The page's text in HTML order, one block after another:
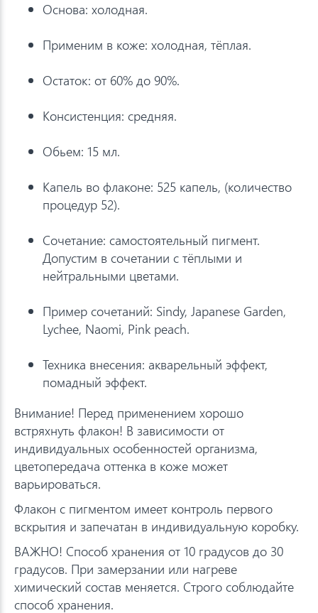
Основа: холодная.
Применим в коже: холодная, тёплая.
Остаток: от 60% до 90%.
Консистенция: средняя.
Обьем: 15 мл.
Капель во флаконе: 525 капель, (количество
процедур 52).
Сочетание: самостоятельный пигмент.
Допустим в сочетании с тёплыми и
нейтральными цветами.
Пример сочетаний: Sindy, Japanese Garden,
Lychee, Naomi, Pink peach.
Техника внесения: акварельный эффект,
помадный эффект.
Внимание! Перед применением хорошо
встряхнуть флакон! В зависимости от
индивидуальных особенностей организма,
цветопередача оттенка в коже может
варьироваться.
Флакон с пигментом имеет контроль первого
вскрытия и запечатан в индивидуальную коробку.
ВАЖНО! Способ хранения от 10 градусов до 30
градусов. При замерзании или нагреве
химический состав меняется. Строго соблюдайте
способ хранения.